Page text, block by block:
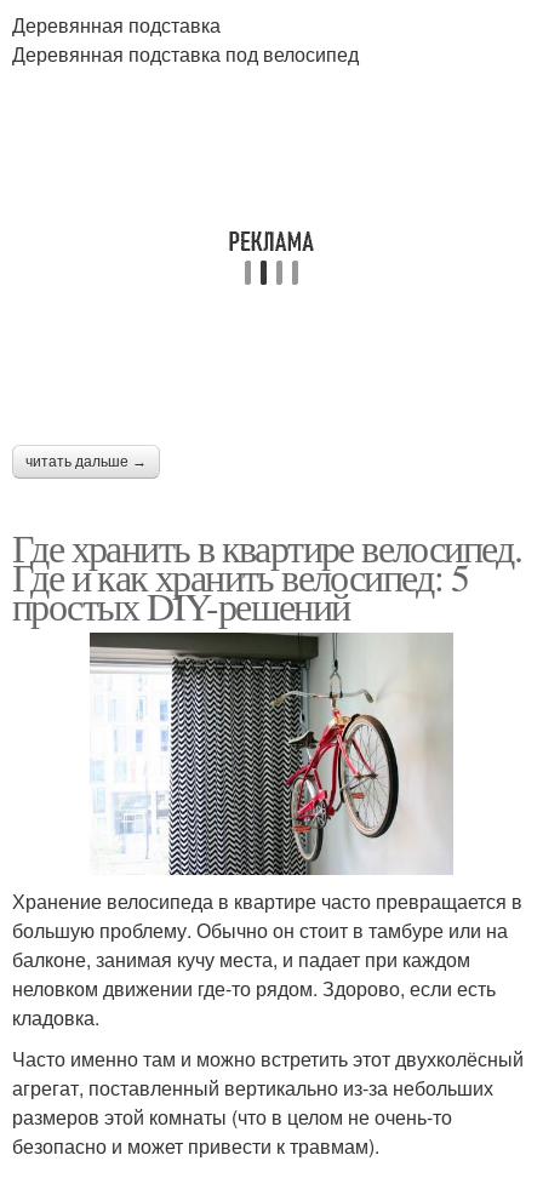
Деревянная подставка
Деревянная подставка под велосипед
читать дальше →
Где хранить в квартире велосипед.
Где и как хранить велосипед: 5
простых DIY-решений
Хранение велосипеда в квартире часто превращается в
большую проблему. Обычно он стоит в тамбуре или на
балконе, занимая кучу места, и падает при каждом
неловком движении где-то рядом. Здорово, если есть
кладовка.
Часто именно там и можно встретить этот двухколёсный
агрегат, поставленный вертикально из-за небольших
размеров этой комнаты (что в целом не очень-то
безопасно и может привести к травмам).